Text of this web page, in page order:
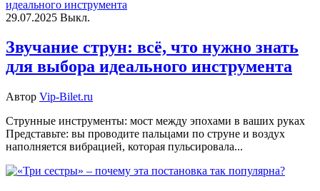
29.07.2025 Выкл.
Звучание струн: всё, что нужно знать
для выбора идеального инструмента
Автор Vip-Bilet.ru
Струнные инструменты: мост между эпохами в ваших руках
Представьте: вы проводите пальцами по струне и воздух
наполняется вибрацией, которая пульсировала...